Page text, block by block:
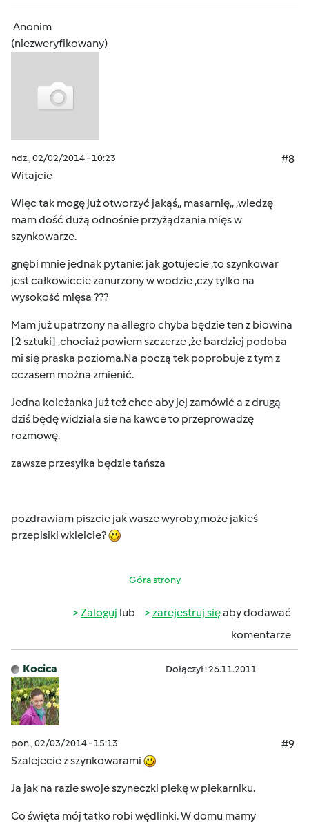
Anonim
(niezweryfikowany)
ndz., 02/02/2014 - 10:23
#8
Witajcie
Więc tak mogę już otworzyć jakąś,, masarnię,, ,wiedzę
mam dość dużą odnośnie przyżądzania mięs w
szynkowarze.
gnębi mnie jednak pytanie: jak gotujecie ,to szynkowar
jest całkowiccie zanurzony w wodzie ,czy tylko na
wysokość mięsa ???
Mam już upatrzony na allegro chyba będzie ten z biowina
[2 sztuki] ,chociaż powiem szczerze ,że bardziej podoba
mi się praska pozioma.Na począ tek poprobuje z tym z
cczasem można zmienić.
Jedna koleżanka już też chce aby jej zamówić a z drugą
dziś będę widziala sie na kawce to przeprowadzę
rozmowę.
zawsze przesyłka będzie tańsza
pozdrawiam piszcie jak wasze wyroby,może jakieś
przepisiki wkleicie?
Góra strony
Zaloguj lub zarejestruj sięaby dodawać
komentarze
Kocica Dołączył : 26.11.2011
pon., 02/03/2014 - 15:13
#9
Szalejecie z szynkowarami
Ja jak na razie swoje szyneczki piekę w piekarniku.
Co święta mój tatko robi wędlinki. W domu mamy